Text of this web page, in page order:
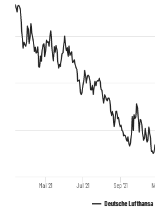
Deutsche Lufthansa
Mai '21 Jul '21 Sep '21